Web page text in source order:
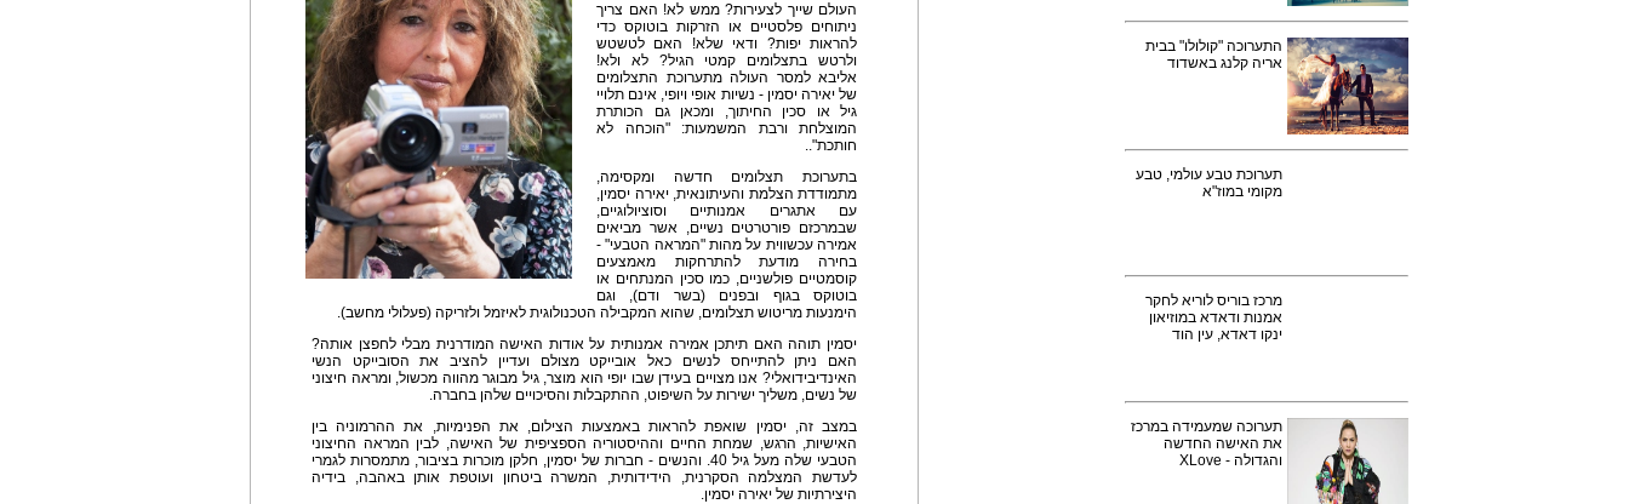
התערוכה "קולולו" בבית
אריה קלנג באשדוד
תערוכת טבע עולמי, טבע
מקומי במוז"א
מרכז בוריס לוריא לחקר
אמנות ודאדא במוזיאון
ינקו דאדא, עין הוד
תערוכה שמעמידה במרכז
את האישה החדשה
והגדולה - XLove
העולם שייך לצעירות? ממש לא! האם צריך
ניתוחים פלסטיים או הזרקות בוטוקס כדי
להראות יפות? ודאי שלא! האם לטשטש
ולרטש בתצלומים קמטי הגיל? לא ולא!
אליבא למסר העולה מתערוכת התצלומים
של יאירה יסמין - נשיות אופי ויופי, אינם תלויי
גיל או סכין החיתוך, ומכאן גם הכותרת
המוצלחת ורבת המשמעות: "הוכחה לא
חותכת"..
בתערוכת תצלומים חדשה ומקסימה,
מתמודדת הצלמת והעיתונאית, יאירה יסמין,
עם אתגרים אמנותיים וסוציולוגיים,
שבמרכזם פורטרטים נשיים, אשר מביאים
אמירה עכשווית על מהות "המראה הטבעי" -
בחירה מודעת להתרחקות מאמצעים
קוסמטיים פולשניים, כמו סכין המנתחים או
בוטוקס בגוף ובפנים (בשר ודם), וגם
הימנעות מריטוש תצלומים, שהוא המקבילה הטכנולוגית לאיזמל ולזריקה (פעלולי מחשב).
יסמין תוהה האם תיתכן אמירה אמנותית על אודות האישה המודרנית מבלי לחפצן אותה?
האם ניתן להתייחס לנשים כאל אובייקט מצולם ועדיין להציב את הסובייקט הנשי
האינדיבידואלי? אנו מצויים בעידן שבו יופי הוא מוצר, גיל מבוגר מהווה מכשול, ומראה חיצוני
של נשים, משליך ישירות על השיפוט, ההתקבלות והסיכויים שלהן בחברה.
במצב זה, יסמין שואפת להראות באמצעות הצילום, את הפנימיות, את ההרמוניה בין
האישיות, הרגש, שמחת החיים וההיסטוריה הספציפית של האישה, לבין המראה החיצוני
הטבעי שלה מעל גיל 40. והנשים - חברות של יסמין, חלקן מוכרות בציבור, מתמסרות לגמרי
לעדשת המצלמה הסקרנית, הידידותית, המשרה ביטחון ועוטפת אותן באהבה, בידיה
היצירתיות של יאירה יסמין.